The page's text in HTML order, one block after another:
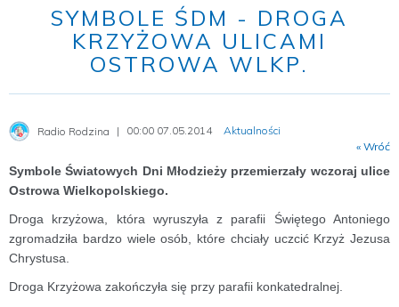
SYMBOLE ŚDM - DROGA
KRZYŻOWA ULICAMI
OSTROWA WLKP.
Radio Rodzina 00:00 07.05.2014
Aktualności
« Wróć
Symbole Światowych Dni Młodzieży przemierzały wczoraj ulice
Ostrowa Wielkopolskiego.
Droga krzyżowa, która wyruszyła z parafii Świętego Antoniego
zgromadziła bardzo wiele osób, które chciały uczcić Krzyż Jezusa
Chrystusa.
Droga Krzyżowa zakończyła się przy parafii konkatedralnej.